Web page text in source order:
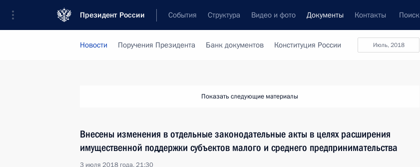
Президент России События Структура Видео и фото Документы Контакты Поиск
июль, 2018
Новости Поручения Президента Банк документов Конституция России
Показать следующие материалы
Внесены изменения в отдельные законодательные акты в целях расширения
имущественной поддержки субъектов малого и среднего предпринимательства
3 июля 2018 года, 21:30